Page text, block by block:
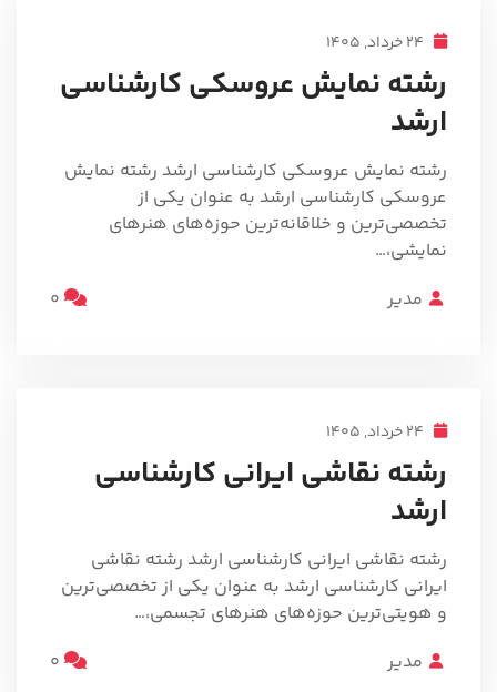
رشته نمایش عروسکی کارشناسی
ارشد
رشته نمایش عروسکی کارشناسی ارشد رشته نمایش
عروسکی کارشناسی ارشد به عنوان یکی از
تخصصی‌ترین و خلاقانه‌ترین حوزه‌های هنرهای
نمایشی،…
مدیر
رشته نقاشی ایرانی کارشناسی
ارشد
رشته نقاشی ایرانی کارشناسی ارشد رشته نقاشی
ایرانی کارشناسی ارشد به عنوان یکی از تخصصی‌ترین
و هویتی‌ترین حوزه‌های هنرهای تجسمی،…
مدیر